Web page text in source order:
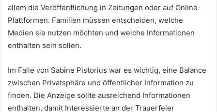
allem die Veröffentlichung in Zeitungen oder auf Online-
Plattformen. Familien müssen entscheiden, welche
Medien sie nutzen möchten und welche Informationen
enthalten sein sollen.
Im Falle von Sabine Pistorius war es wichtig, eine Balance
zwischen Privatsphäre und öffentlicher Information zu
finden. Die Anzeige sollte ausreichend Informationen
enthalten, damit Interessierte an der Trauerfeier